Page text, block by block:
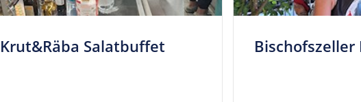
Krut&Räba Salatbuffet Bischofs­zeller